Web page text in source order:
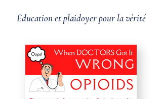
Éducation et plaidoyer pour la vérité